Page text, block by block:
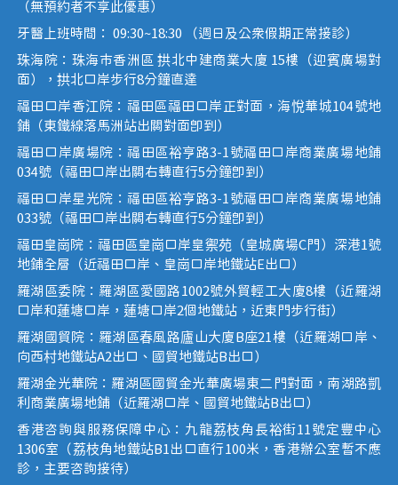
（無預約者不享此優惠）
牙醫上班時間： 09:30~18:30 （週日及公眾假期正常接診）
珠海院：珠海市香洲區 拱北中建商業大廈 15樓（迎賓廣場對
面），拱北口岸步行8分鐘直達
福田口岸香江院：福田區福田口岸正對面，海悅華城104號地
鋪（東鐵線落馬洲站出關對面即到）
福田口岸廣場院：福田區裕亨路3-1號福田口岸商業廣場地鋪
034號（福田口岸出關右轉直行5分鐘即到）
福田口岸星光院：福田區裕亨路3-1號福田口岸商業廣場地鋪
033號（福田口岸出關右轉直行5分鐘即到）
福田皇崗院：福田區皇崗口岸皇禦苑（皇城廣場C門）深港1號
地鋪全層（近福田口岸、皇崗口岸地鐵站E出口）
羅湖區委院：羅湖區愛國路1002號外貿輕工大廈8樓（近羅湖
口岸和蓮塘口岸，蓮塘口岸2個地鐵站，近東門步行街）
羅湖國貿院：羅湖區春風路廬山大廈B座21樓（近羅湖口岸、
向西村地鐵站A2出口、國貿地鐵站B出口）
羅湖金光華院：羅湖區國貿金光華廣場東二門對面，南湖路凱
利商業廣場地鋪（近羅湖口岸、國貿地鐵站B出口）
香港咨詢與服務保障中心：九龍荔枝角長裕街11號定豐中心
1306室（荔枝角地鐵站B1出口直行100米，香港辦公室暫不應
診，主要咨詢接待）